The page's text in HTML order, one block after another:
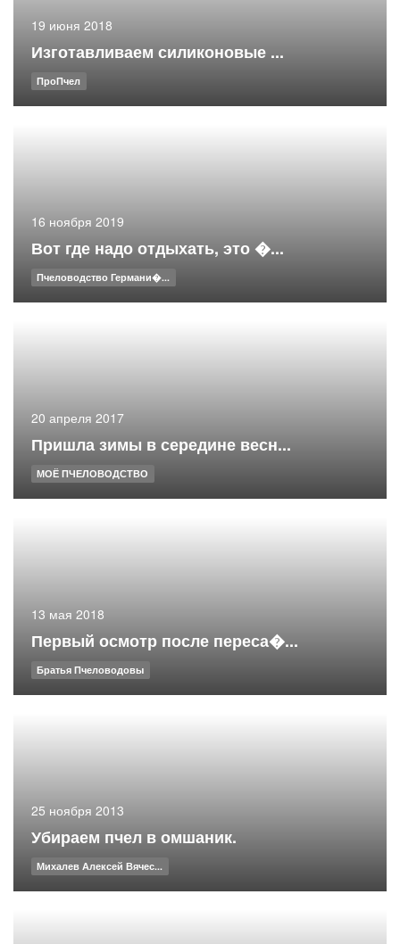
19 июня 2018
Изготавливаем силиконовые ...
ПроПчел
16 ноября 2019
Вот где надо отдыхать, это �...
Пчеловодство Германи�...
20 апреля 2017
Пришла зимы в середине весн...
МОЁ ПЧЕЛОВОДСТВО
13 мая 2018
Первый осмотр после переса�...
Братья Пчеловодовы
25 ноября 2013
Убираем пчел в омшаник.
Михалев Алексей Вячес...